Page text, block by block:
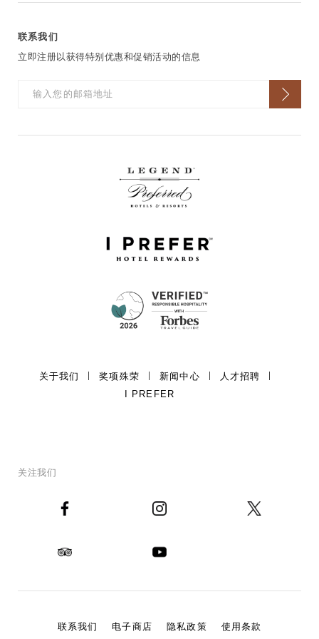
联系我们
立即注册以获得特别优惠和促销活动的信息
关于我们 奖项殊荣 新闻中心
人才招聘
I PREFER
关注我们
联系我们 电子商店 隐私政策 使用条款